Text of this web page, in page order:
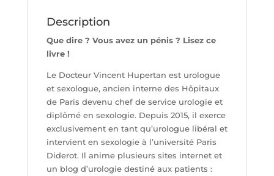
Description
Que dire ? Vous avez un pénis ? Lisez ce
livre !
Le Docteur Vincent Hupertan est urologue
et sexologue, ancien interne des Hôpitaux
de Paris devenu chef de service urologie et
diplômé en sexologie. Depuis 2015, il exerce
exclusivement en tant qu’urologue libéral et
intervient en sexologie à l’université Paris
Diderot. Il anime plusieurs sites internet et
un blog d’urologie destiné aux patients :